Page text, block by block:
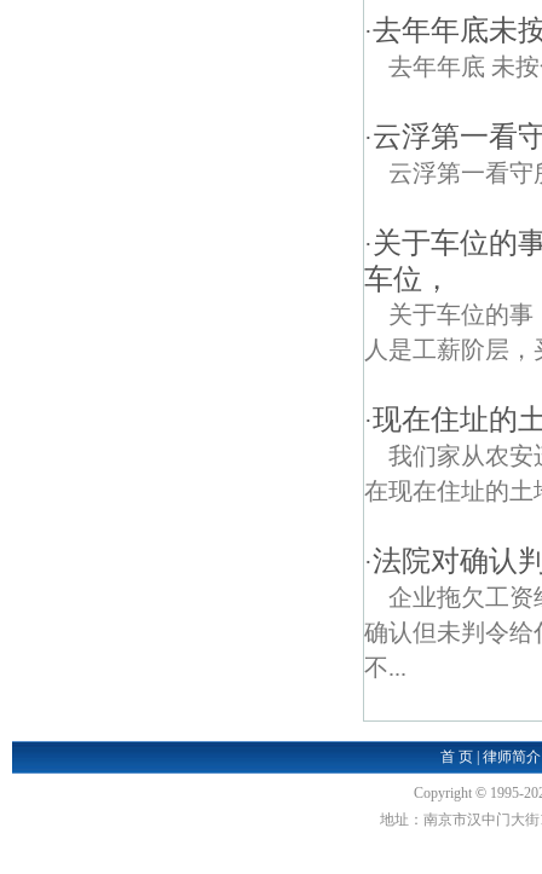
·去年年底未
去年年底 未
·云浮第一看
云浮第一看
·关于车位的
车位，
关于车位的
人是工薪阶层
·现在住址的
我们家从农安
在现在住址的土
·法院对确认
企业拖欠工资
确认但未判令给
不...
首 页 |律师简介
Copyright © 1995-
地址：南京市汉中门大街